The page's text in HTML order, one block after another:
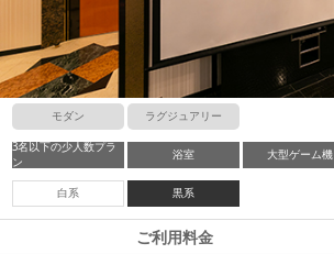
モダン ラグジュアリー
3名以下の少人数プラ
ン
浴室 大型ゲーム機
白系 黒系
ご利用料金